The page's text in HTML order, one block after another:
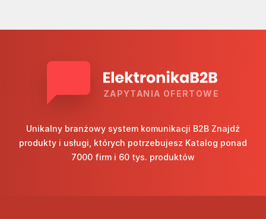
ZAPYTANIA OFERTOWE
Unikalny branżowy system komunikacji B2B Znajdź
produkty i usługi, których potrzebujesz Katalog ponad
7000 firm i 60 tys. produktów